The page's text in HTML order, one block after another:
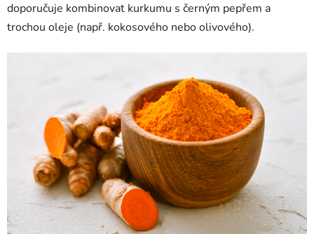
doporučuje kombinovat kurkumu s černým pepřem a
trochou oleje (např. kokosového nebo olivového).